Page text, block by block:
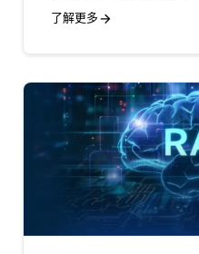
了解更多